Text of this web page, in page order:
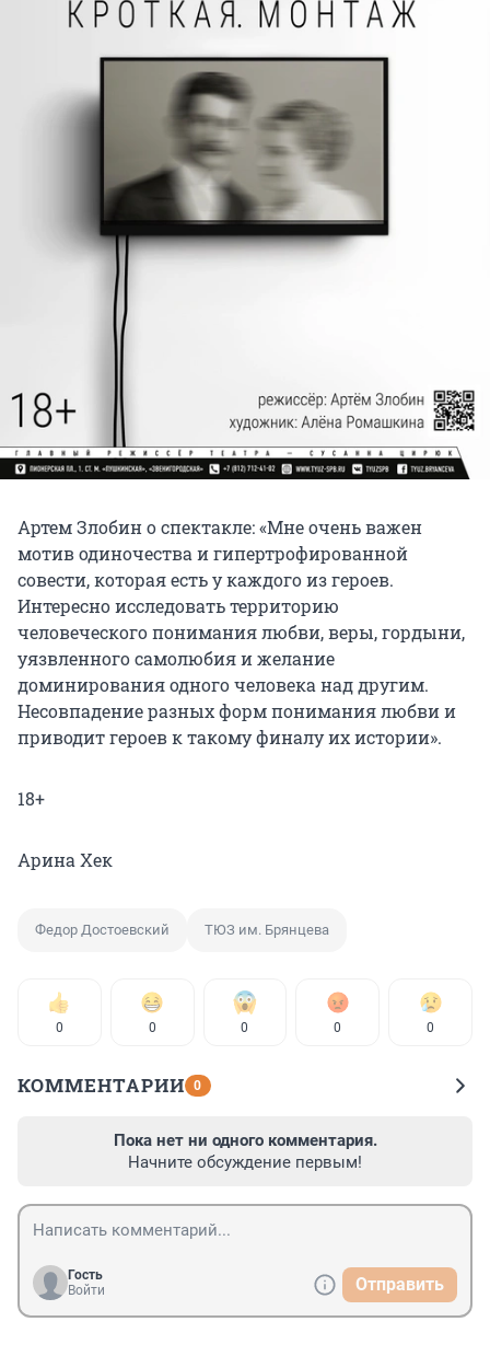
Артем Злобин о спектакле: «Мне очень важен
мотив одиночества и гипертрофированной
совести, которая есть у каждого из героев.
Интересно исследовать территорию
человеческого понимания любви, веры, гордыни,
уязвленного самолюбия и желание
доминирования одного человека над другим.
Несовпадение разных форм понимания любви и
приводит героев к такому финалу их истории».
18+
Арина Хек
Федор Достоевский ТЮЗ им. Брянцева
0 0 0 0 0
КОММЕНТАРИИ 0
Пока нет ни одного комментария.
Начните обсуждение первым!
Гость
Войти
Отправить